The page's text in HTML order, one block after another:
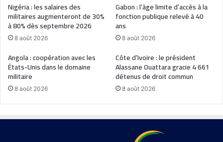
Nigéria : les salaires des
militaires augmenteront de 30%
à 80% dès septembre 2026
8 août 2026
Gabon : l’âge limite d’accès à la
fonction publique relevé à 40
ans
8 août 2026
Angola : coopération avec les
États-Unis dans le domaine
militaire
8 août 2026
Côte d’Ivoire : le président
Alassane Ouattara gracie 4 661
détenus de droit commun
8 août 2026